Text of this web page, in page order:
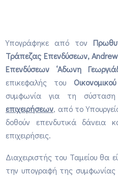
Υπογράφηκε από τον
Τράπεζας Επενδύσεων,
Επενδύσεων ‘Αδωνη
επικεφαλής του
συμφωνία για τη σύσταση
επιχειρήσεων, από το
δοθούν επενδυτικά δάνεια
επιχειρήσεις.
Διαχειριστής του Ταμείου θα
την υπογραφή της